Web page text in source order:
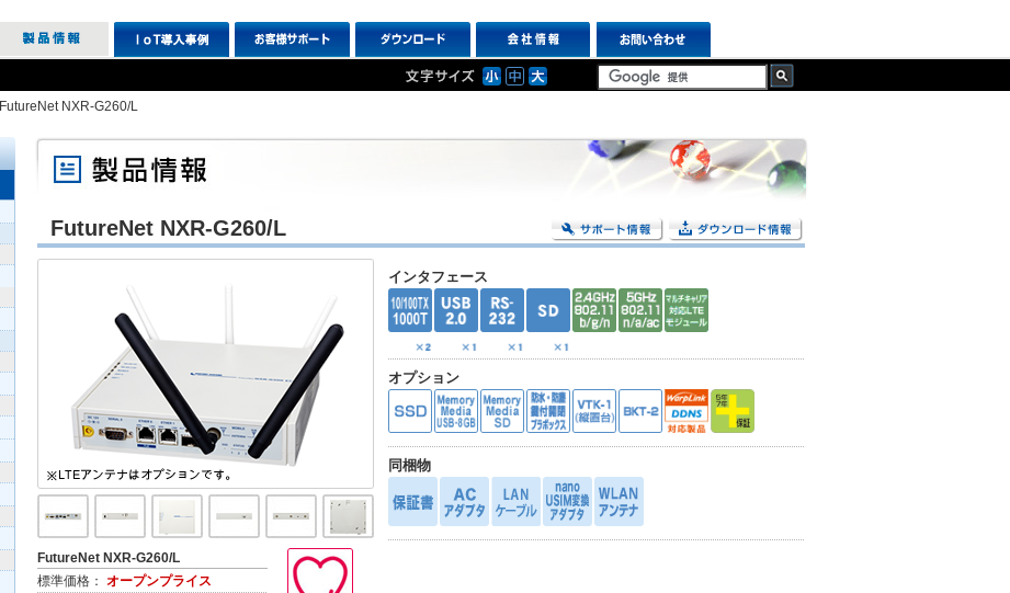
FutureNet NXR-G260/L
FutureNet NXR-G260/L
FutureNet NXR-G260/L
標準価格： オープンプライス
インタフェース
オプション
同梱物